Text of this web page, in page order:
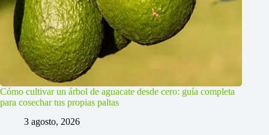
Cómo cultivar un árbol de aguacate desde cero: guía completa
para cosechar tus propias paltas
3 agosto, 2026